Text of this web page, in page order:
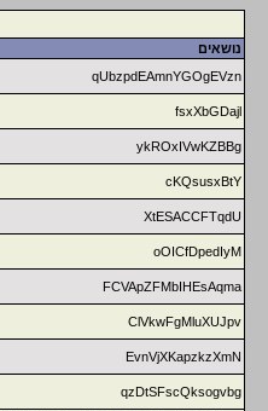
נושאים
qUbzpdEAmnYGOgEVzn
fsxXbGDajl
ykROxIVwKZBBg
cKQsusxBtY
XtESACCFTqdU
oOICfDpedIyM
FCVApZFMbIHEsAqma
ClVkwFgMluXUJpv
EvnVjXKapzkzXmN
qzDtSFscQksogvbg